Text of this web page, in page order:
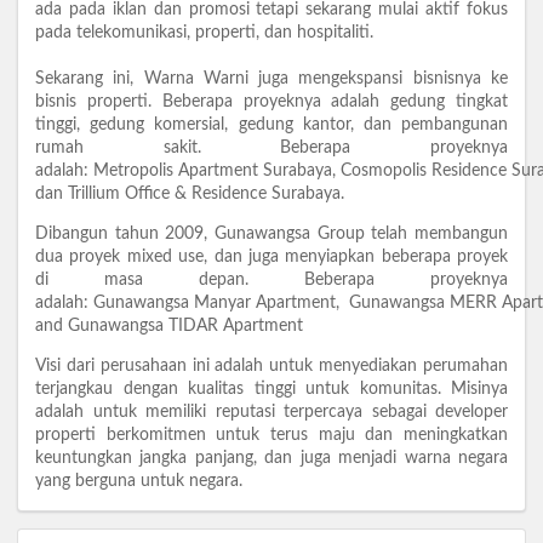
ada pada iklan dan promosi tetapi sekarang mulai aktif fokus
pada telekomunikasi, properti, dan hospitaliti.
Sekarang ini, Warna Warni juga mengekspansi bisnisnya ke
bisnis properti. Beberapa proyeknya adalah gedung tingkat
tinggi, gedung komersial, gedung kantor, dan pembangunan
rumah sakit. Beberapa proyeknya
adalah: Metropolis Apartment Surabaya, Cosmopolis Residence
dan Trillium Office & Residence Surabaya.
Dibangun tahun 2009, Gunawangsa Group telah membangun
dua proyek mixed use, dan juga menyiapkan beberapa proyek
di masa depan. Beberapa proyeknya
adalah: Gunawangsa Manyar Apartment, Gunawangsa MERR
and Gunawangsa TIDAR Apartment
Visi dari perusahaan ini adalah untuk menyediakan perumahan
terjangkau dengan kualitas tinggi untuk komunitas. Misinya
adalah untuk memiliki reputasi terpercaya sebagai developer
properti berkomitmen untuk terus maju dan meningkatkan
keuntungkan jangka panjang, dan juga menjadi warna negara
yang berguna untuk negara.